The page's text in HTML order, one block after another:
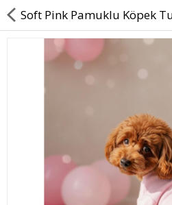
KEDİLER İÇİN
AKSESUAR